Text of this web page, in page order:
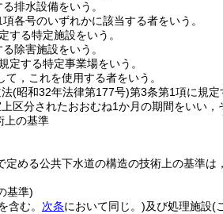
排水設備をいう。
各号のいずれかに該当する者をいう。
る特定施設をいう。
除害施設をいう。
する特定事業場をいう。
，これを使用する者をいう。
(昭和32年法律第177号)第3条第1項に規定
分されたおおむね1か月の期間をいい，
上の基準
める公共下水道の構造の技術上の基準は，
基準)
含む。 次条において同じ。)及び処理施設(